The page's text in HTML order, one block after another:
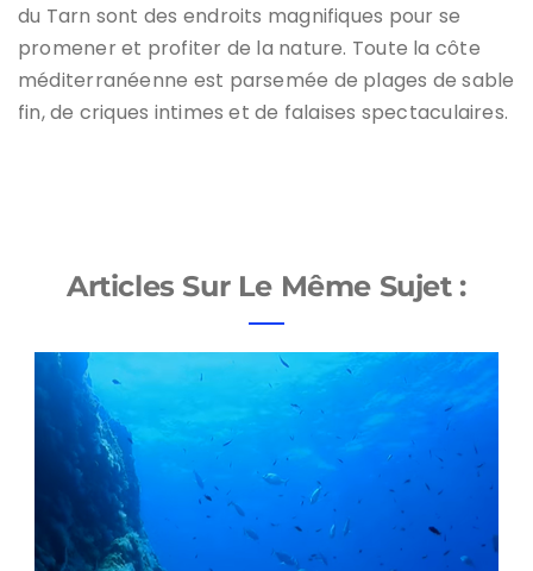
du Tarn sont des endroits magnifiques pour se
promener et profiter de la nature. Toute la côte
méditerranéenne est parsemée de plages de sable
fin, de criques intimes et de falaises spectaculaires.
Articles Sur Le Même Sujet :